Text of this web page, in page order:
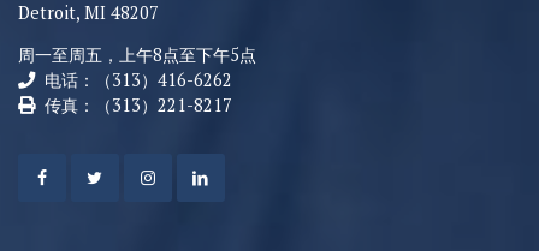
Detroit, MI 48207
周一至周五，上午8点至下午5点
电话：（313）416-6262
传真：（313）221-8217